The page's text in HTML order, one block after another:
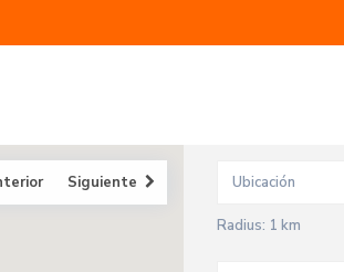
Siguiente
Radius: 1 km